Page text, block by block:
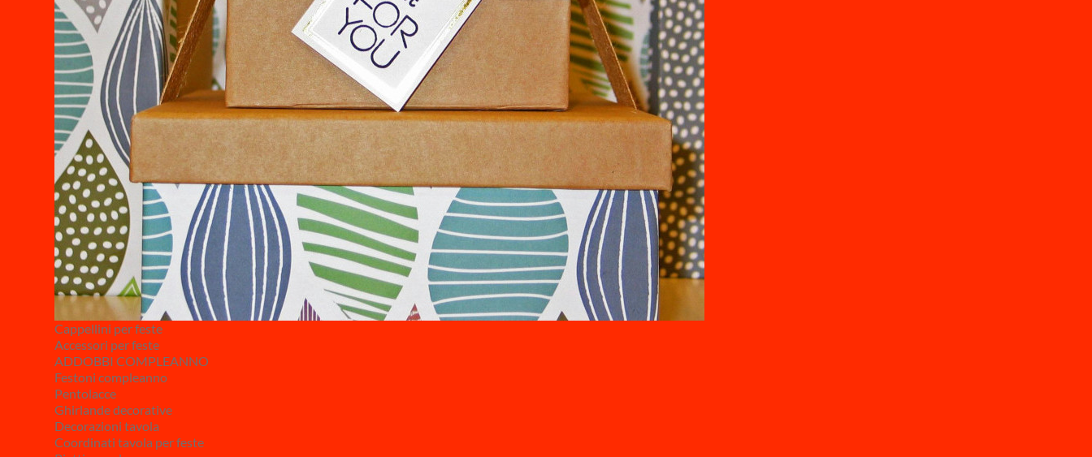
Cappellini per feste
Accessori per feste
ADDOBBI COMPLEANNO
Festoni compleanno
Pentolacce
Ghirlande decorative
Decorazioni tavola
Coordinati tavola per feste